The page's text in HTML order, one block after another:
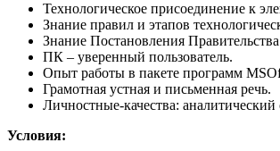
Технологическое присоединение к
Знание правил и этапов
Знание Постановления
ПК – уверенный пользователь.
Опыт работы в пакете программ
Грамотная устная и письменная речь.
Личностные-качества: аналитический
Условия: